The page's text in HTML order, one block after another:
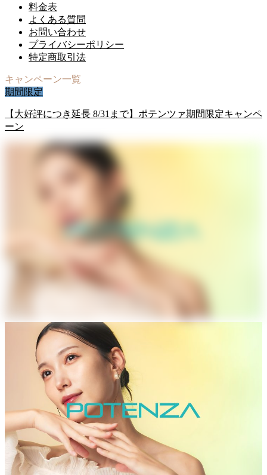
料金表
よくある質問
お問い合わせ
プライバシーポリシー
特定商取引法
キャンペーン一覧
期間限定
【大好評につき延長 8/31まで】ポテンツァ期間限定キャンペ
ーン